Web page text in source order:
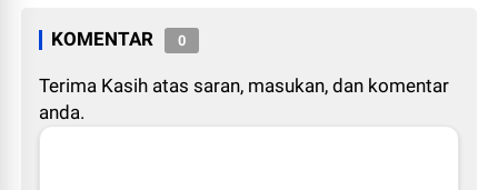
KOMENTAR 0
Terima Kasih atas saran, masukan, dan komentar
anda.